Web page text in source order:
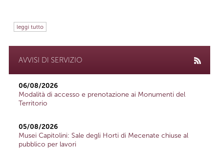
leggi tutto
AVVISI DI SERVIZIO
06/08/2026
Modalità di accesso e prenotazione ai Monumenti del
Territorio
05/08/2026
Musei Capitolini: Sale degli Horti di Mecenate chiuse al
pubblico per lavori